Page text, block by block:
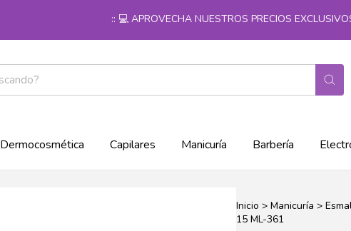
:: 💻 APROVECHA NUESTROS PRECIOS EXCLUSIVOS
Dermocosmética Capilares Manicuría Barbería
Inicio > Manicuría >
15 ML-361